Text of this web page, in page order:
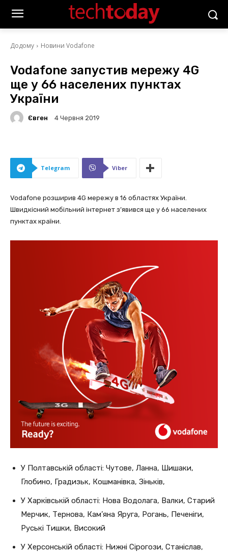
Додому Новини Vodafone
Vodafone запустив мережу 4G
ще у 66 населених пунктах
України
Євген 4 Червня 2019
Telegram Viber
Vodafone розширив 4G мережу в 16 областях України.
Швидкісний мобільний інтернет з’явився ще у 66 населених
пунктах країни.
У Полтавській області: Чутове, Ланна, Шишаки,
Глобино, Градизьк, Кошманівка, Зіньків,
У Харківській області: Нова Водолага, Валки, Старий
Мерчик, Тернова, Кам’яна Яруга, Рогань, Печеніги,
Руські Тишки, Високий
У Херсонській області: Нижні Сірогози, Станіслав,